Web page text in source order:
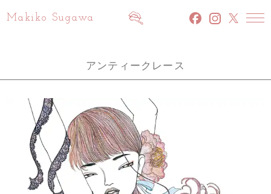
Makiko Sugawa facebookINSTAGRAM
アンティークレース